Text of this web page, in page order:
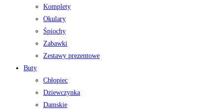
Komplety
Okulary
Śpiochy
Zabawki
Zestawy prezentowe
Buty
Chłopiec
Dziewczynka
Damskie